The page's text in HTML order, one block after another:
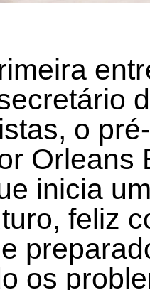
o
Orleans
inicia
feliz
os